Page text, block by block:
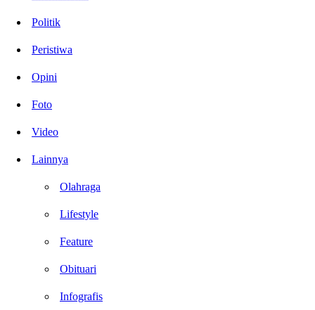
Politik
Peristiwa
Opini
Foto
Video
Lainnya
Olahraga
Lifestyle
Feature
Obituari
Infografis